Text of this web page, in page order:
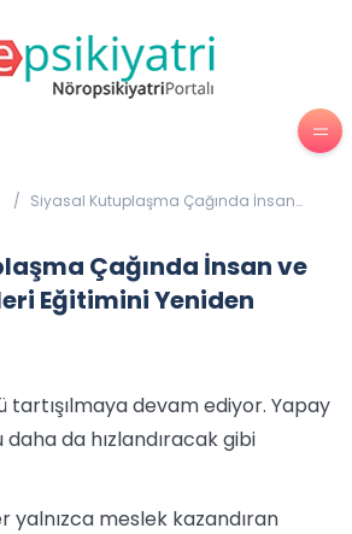
/ Siyasal Kutuplaşma Çağında İnsan
Çağında İnsan ve
Eğitimini Yeniden
tartışılmaya devam ediyor. Yapay
da hızlandıracak gibi
yalnızca meslek kazandıran